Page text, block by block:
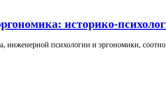
историко-
инженерной психологии и эргономики,